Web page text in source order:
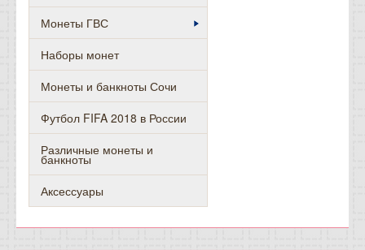
Монеты ГВС
Наборы монет
Монеты и банкноты Сочи
Футбол FIFA 2018 в России
Различные монеты и
банкноты
Аксессуары